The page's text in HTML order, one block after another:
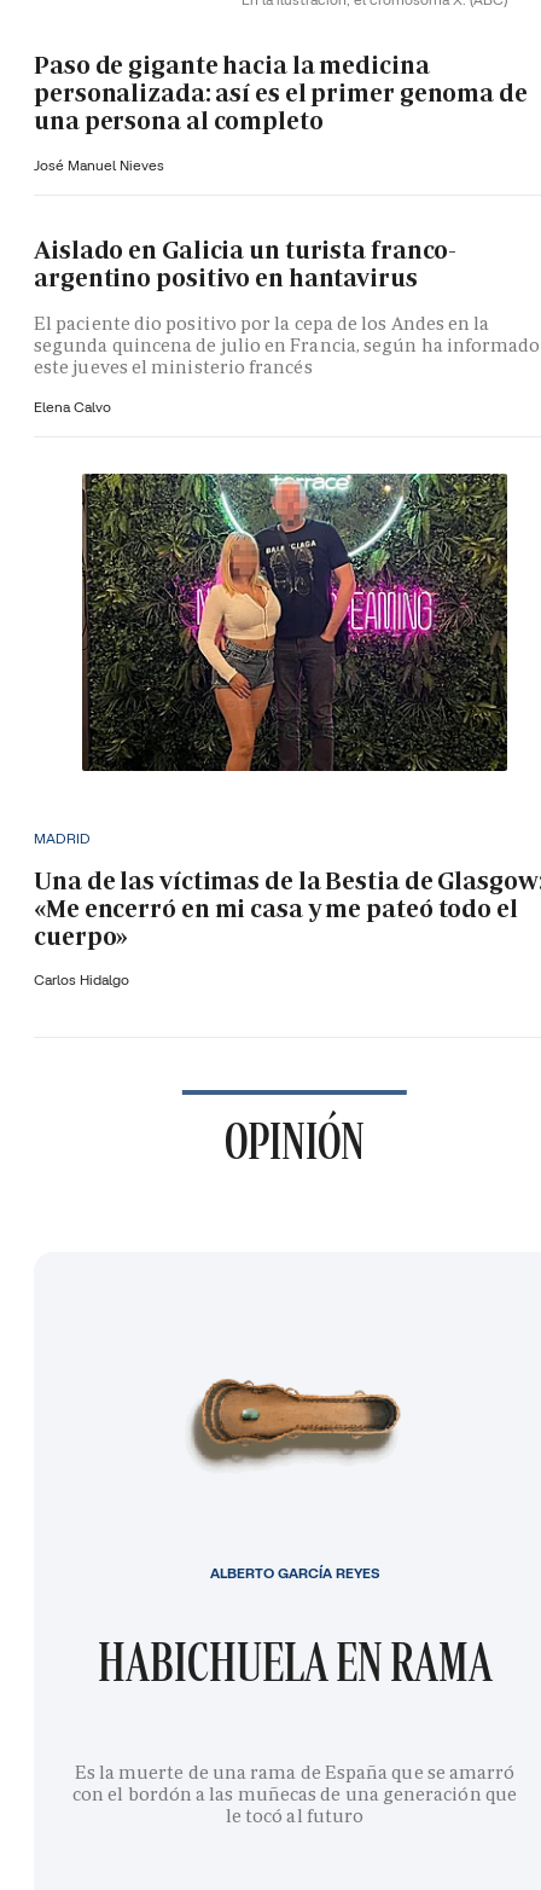
Paso de gigante hacia la medicina
personalizada: así es el primer genoma de
una persona al completo
José Manuel Nieves
Aislado en Galicia un turista franco-
argentino positivo en hantavirus
El paciente dio positivo por la cepa de los Andes en la
segunda quincena de julio en Francia, según ha informado
este jueves el ministerio francés
Elena Calvo
MADRID
Una de las víctimas de la Bestia de
«Me encerró en mi casa y me pateó todo el
cuerpo»
Carlos Hidalgo
OPINIÓN
HABICHUELA EN RAMA
Es la muerte de una rama de España que se amarró
con el bordón a las muñecas de una generación que
le tocó al futuro
ALBERTO GARCÍA REYES